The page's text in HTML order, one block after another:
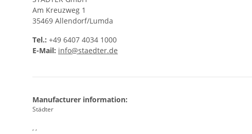
Am Kreuzweg 1
35469 Allendorf/Lumda
Tel.: +49 6407 4034 1000
E-Mail: info@staedter.de
Manufacturer information:
Städter
, ,